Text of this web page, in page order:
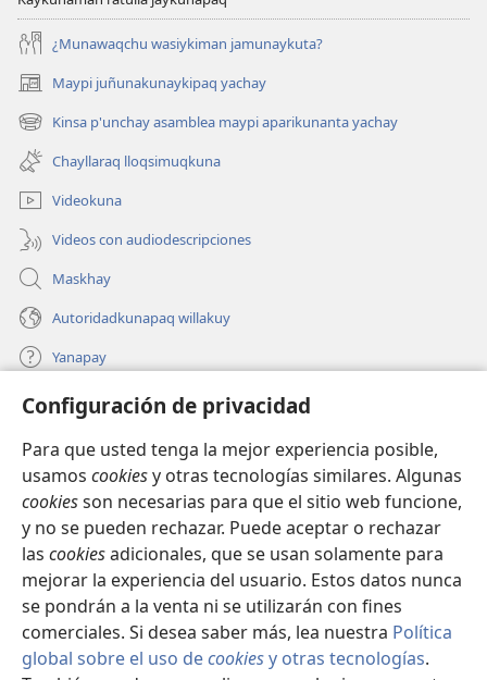
Configuración de privacidad
Para que usted tenga la mejor experiencia posible,
usamos cookiesy otras tecnologías similares. Algunas
cookiesson necesarias para que el sitio web funcione,
y no se pueden rechazar. Puede aceptar o rechazar
las cookiesadicionales, que se usan solamente para
mejorar la experiencia del usuario. Estos datos nunca
se pondrán a la venta ni se utilizarán con fines
comerciales. Si desea saber más, lea nuestra Política
global sobre el uso decookiesy otras tecnologías.
¿Munawaqchu wasiykiman jamunaykuta?
Maypi juñunakunaykipaq yachay
(abre
una
nueva
ventana)
Kinsa p'unchay asamblea maypi aparikunanta yachay
(abre
una
nueva
ventana)
Chayllaraq lloqsimuqkuna
Videokuna
Videos con audiodescripciones
Maskhay
Autoridadkunapaq willakuy
Yanapay
Donacionta churanapaq
una
nueva
ventana)
INTERNETPI QELQANCHISKUNA Watchtower™
(abre
una
nueva
ventana)
JW Hub
(abre
una
nueva
ventana)
JW Library ®